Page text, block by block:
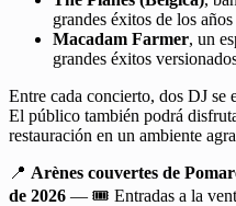
grandes éxitos de los
Macadam Farmer, un
grandes éxitos
Entre cada concierto, dos DJ se
El público también podrá
restauración en un ambiente
📍 Arènes couvertes de
de 2026 — 🎟 Entradas a la